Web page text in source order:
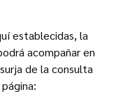
establecidas, la
acompañar en
de la consulta